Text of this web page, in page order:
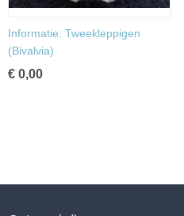
Informatie: Tweekleppigen
(Bivalvia)
€ 0,00